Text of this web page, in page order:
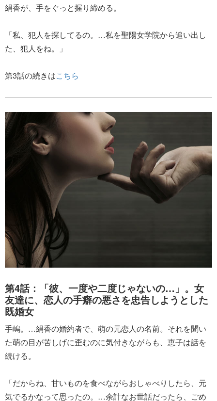
絹香が、手をぐっと握り締める。
「私、犯人を探してるの。…私を聖陽女学院から追い出し
た、犯人をね。」
第3話の続きはこちら
第4話：「彼、一度や二度じゃないの…」。女
友達に、恋人の手癖の悪さを忠告しようとした
既婚女
手嶋。…絹香の婚約者で、萌の元恋人の名前。それを聞い
た萌の目が苦しげに歪むのに気付きながらも、恵子は話を
続ける。
「だからね、甘いものを食べながらおしゃべりしたら、元
気でるかなって思ったの。…余計なお世話だったら、ごめ